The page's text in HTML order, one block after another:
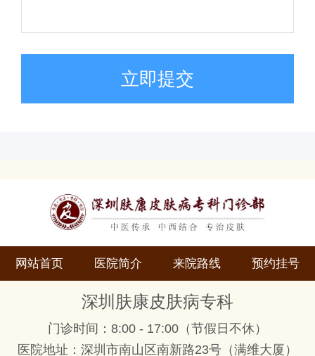
立即提交
网站首页 医院简介 来院路线 预约挂号
深圳肤康皮肤病专科
门诊时间：8:00 - 17:00（节假日不休）
医院地址：深圳市南山区南新路23号（满维大厦）